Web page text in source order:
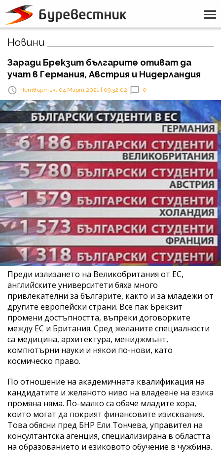
Новини
Заради Брекзит българите отиват да
учат в Германия, Австрия и Нидерландия
Четвъртък, 04 Март 2021 | 09:32:02 0
Преди излизането на Великобритания от ЕС,
английските университети бяха много
привлекателни за българите, както и за младежи от
другите европейски страни. Все пак Брекзит
промени достъпността, въпреки договорките
между ЕС и Британия. Сред желаните специалности
са медицина, архитектура, мениджмънт,
компютърни науки и някои по-нови, като
космическо право.
По отношение на академичната квалификация на
кандидатите и желаното ниво на владеене на езика
промяна няма. По-малко са обаче младите хора,
които могат да покрият финансовите изисквания.
Това обясни пред БНР Ели Тончева, управител на
консултантска агенция, специализирана в областта
на образованието и езиковото обучение в чужбина.